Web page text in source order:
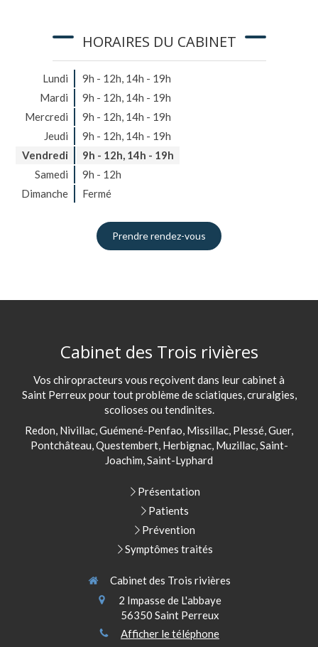
HORAIRES DU CABINET
Lundi 9h - 12h, 14h - 19h
Mardi
9h - 12h, 14h - 19h
Mercredi
9h - 12h, 14h - 19h
Jeudi
9h - 12h, 14h - 19h
Vendredi
9h - 12h, 14h - 19h
Samedi
9h - 12h
Dimanche
Fermé
Prendre rendez-vous
Cabinet des Trois rivières
Vos chiropracteurs vous reçoivent dans leur cabinet à
Saint Perreux pour tout problème de sciatiques, cruralgies,
scolioses ou tendinites.
Redon, Nivillac, Guémené-Penfao, Missillac, Plessé, Guer,
Pontchâteau, Questembert, Herbignac, Muzillac, Saint-
Joachim, Saint-Lyphard
Présentation
Patients
Prévention
Symptômes traités
Cabinet des Trois rivières
2 Impasse de L'abbaye
56350 Saint Perreux
Afficher le téléphone